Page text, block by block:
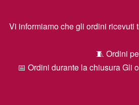
Vi informiamo che gli ordini
🧵 Ordini
📅 Ordini durante la chiusura Gli